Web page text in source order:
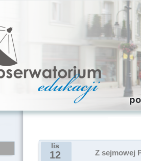
lis
12 Z sejmowej